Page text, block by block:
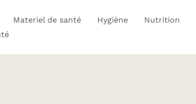
Materiel de santé Hygiène Nutrition